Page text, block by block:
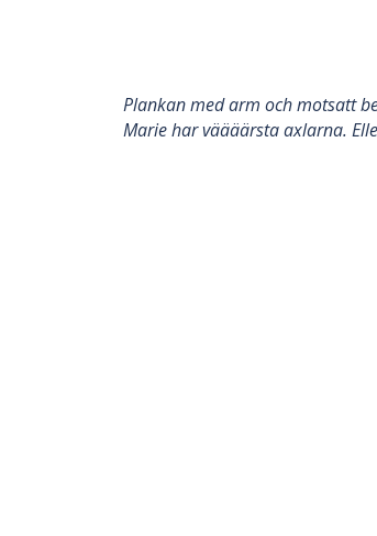
Plankan med arm och motsatt
Marie har väääärsta axlarna.